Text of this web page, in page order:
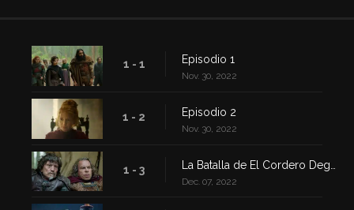
1 - 1 Episodio 1
Nov. 30, 2022
1 - 2 Episodio 2
Nov. 30, 2022
1 - 3
Dec. 07, 2022